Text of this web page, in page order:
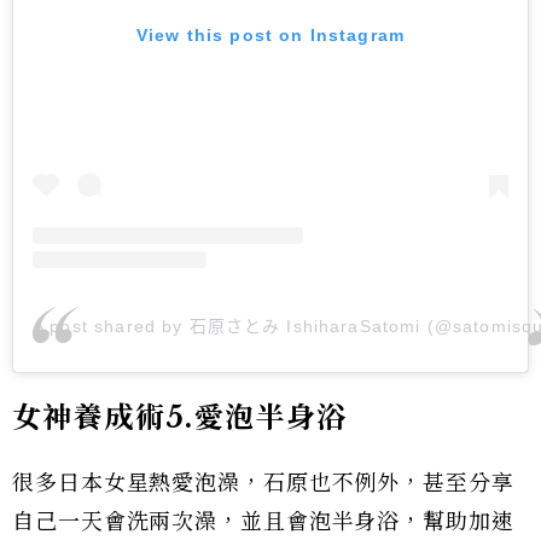
View this post on Instagram
A post shared by 石原さとみ IshiharaSatomi
女神養成術5.愛泡半身浴
很多日本女星熱愛泡澡，石原也不例外，甚至分享
自己一天會洗兩次澡，並且會泡半身浴，幫助加速